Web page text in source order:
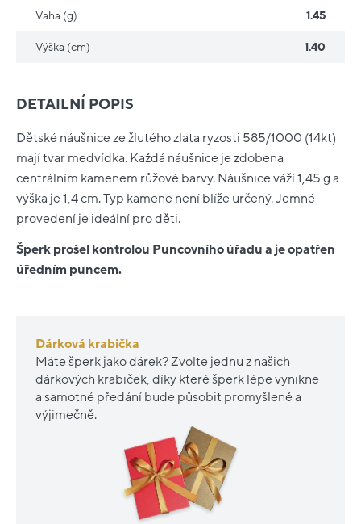
DETAILNÍ POPIS
Dětské náušnice ze žlutého zlata ryzosti 585/1000 (14kt)
mají tvar medvídka. Každá náušnice je zdobena
centrálním kamenem růžové barvy. Náušnice váží 1,45 g a
výška je 1,4 cm. Typ kamene není blíže určený. Jemné
provedení je ideální pro děti.
Šperk prošel kontrolou Puncovního úřadu a je opatřen
úředním puncem.
Dárková krabička
Máte šperk jako dárek? Zvolte jednu z našich
dárkových krabiček, díky které šperk lépe vynikne
a samotné předání bude působit promyšleně a
výjimečně.
Vaha (g) 1.45
Výška (cm) 1.40